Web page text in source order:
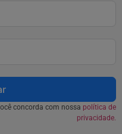
concorda com nossa política de
privacidade.